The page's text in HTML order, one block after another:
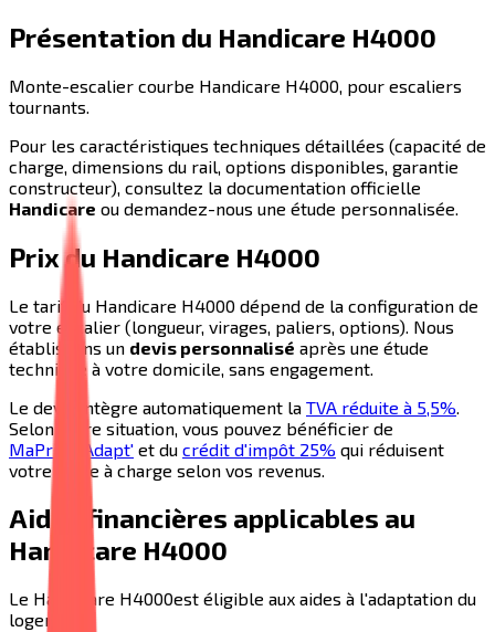
Présentation du Handicare H4000
Monte-escalier courbe Handicare H4000, pour escaliers
tournants.
Pour les caractéristiques techniques détaillées (capacité de
charge, dimensions du rail, options disponibles, garantie
constructeur), consultez la documentation officielle
Handicare ou demandez-nous une étude personnalisée.
Prix du Handicare H4000
Le tarif du Handicare H4000 dépend de la configuration de
votre escalier (longueur, virages, paliers, options). Nous
établissons un devis personnalisé après une étude
technique à votre domicile, sans engagement.
Le devis intègre automatiquement la TVA réduite à 5,5%
Selon votre situation, vous pouvez bénéficier de
MaPrimeAdapt' et du crédit d'impôt 25% qui réduisent
votre reste à charge selon vos revenus.
Aides financières applicables au
Handicare H4000
Le Handicare H4000est éligible aux aides à l'adaptation du
logement :